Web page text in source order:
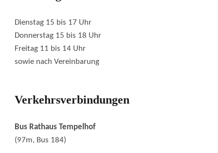
Dienstag 15 bis 17 Uhr
Donnerstag 15 bis 18 Uhr
Freitag 11 bis 14 Uhr
sowie nach Vereinbarung
Verkehrsverbindungen
Bus Rathaus Tempelhof
(97m, Bus 184)